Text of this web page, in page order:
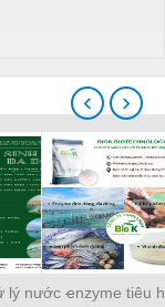
lý nước –enzyme tiêu
‹ ›